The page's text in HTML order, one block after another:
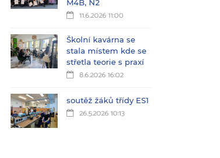
M4B, N2
11.6.2026 11:00
Školní kavárna se
stala místem kde se
střetla teorie s praxí
8.6.2026 16:02
soutěž žáků třídy ES1
26.5.2026 10:13